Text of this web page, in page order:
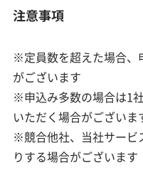
注意事項
※定員数を超えた場合、
がございます
※申込み多数の場合は1
いただく場合がございま
※競合他社、当社サービ
りする場合がございます